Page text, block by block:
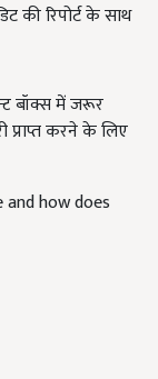
की रिपोर्ट के साथ
बॉक्स में जरूर
प्राप्त करने के लिए
how does